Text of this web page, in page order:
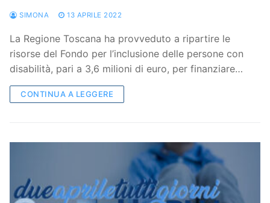
SIMONA 13 APRILE 2022
La Regione Toscana ha provveduto a ripartire le
risorse del Fondo per l’inclusione delle persone con
disabilità, pari a 3,6 milioni di euro, per finanziare…
CONTINUA A LEGGERE